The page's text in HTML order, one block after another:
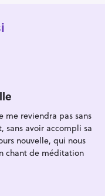
me reviendra pas sans
sans avoir accompli sa
nouvelle, qui nous
chant de méditation